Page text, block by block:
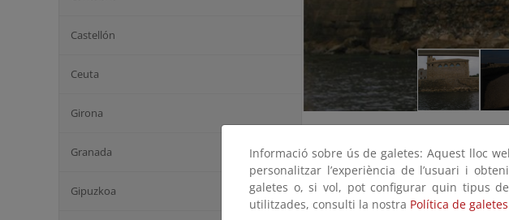
Castellón
Ceuta
Girona
Granada
Gipuzkoa
Informació sobre ús de galetes: Aquest lloc
personalitzar l’experiència de l’usuari i
galetes o, si vol, pot configurar quin tipus
utilitzades, consulti la nostra Política de